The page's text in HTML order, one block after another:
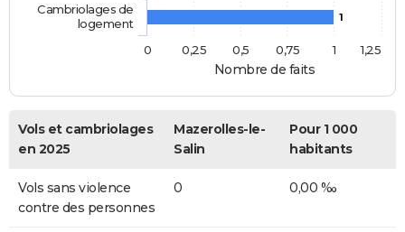
Nombre de faits
1
Cambriolages de
logement
0
1
0,25 0,5 0,75 1,25
Vols et cambriolages
en 2025
Mazerolles-le-
Salin
Pour 1 000
habitants
Vols sans violence
contre des personnes
0 0,00 ‰